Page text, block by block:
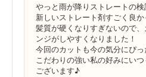
やっと雨が降りストレートの検
新しいストレート剤すごく良か
髪質が硬くなりすぎないので
ンジがしやすくなりました！
今回のカットも今の気分にぴっ
こだわりの強い私の好みにい
ございます♪